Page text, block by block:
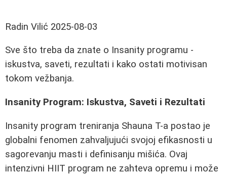
Radin Vilić 2025-08-03
Sve što treba da znate o Insanity programu -
iskustva, saveti, rezultati i kako ostati motivisan
tokom vežbanja.
Insanity Program: Iskustva, Saveti i Rezultati
Insanity program treniranja Shauna T-a postao je
globalni fenomen zahvaljujući svojoj efikasnosti u
sagorevanju masti i definisanju mišića. Ovaj
intenzivni HIIT program ne zahteva opremu i može